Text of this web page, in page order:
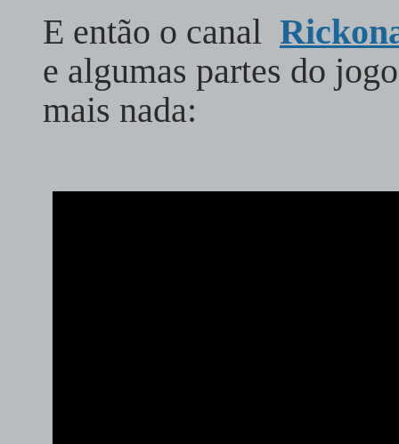
E então o canal
e algumas partes do
mais nada: